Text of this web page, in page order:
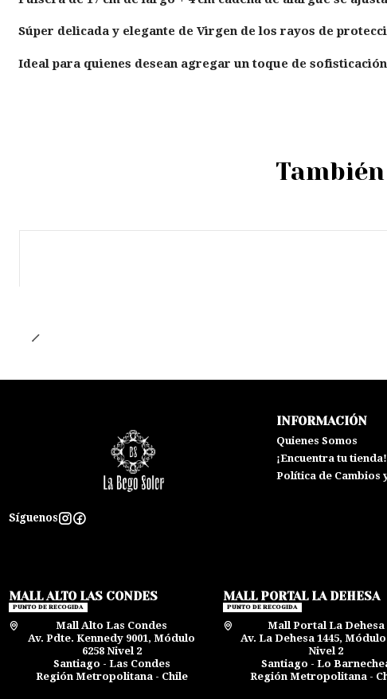
Súper delicada y elegante de Virgen de los rayos de
Ideal para quienes desean agregar un toque de
Síguenos
INFORMACIÓN
Quienes Somos
¡Encuentra tu tienda!
Política de Cambios
MALL ALTO LAS CONDES
PUNTO DE RECOGIDA
Mall Alto Las Condes
Av. Pdte. Kennedy 9001, Módulo
6258 Nivel 2
Santiago - Las Condes
Región Metropolitana - Chile
MALL PORTAL LA DEHESA
PUNTO DE RECOGIDA
Mall Portal La Dehesa
Av. La Dehesa 1445, Módulo
Nivel 2
Santiago - Lo
Región Metropolitana -